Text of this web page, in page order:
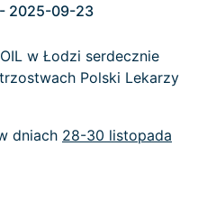
- 2025-09-23
w Łodzi serdecznie
Polski Lekarzy
dniach 28-30 listopada